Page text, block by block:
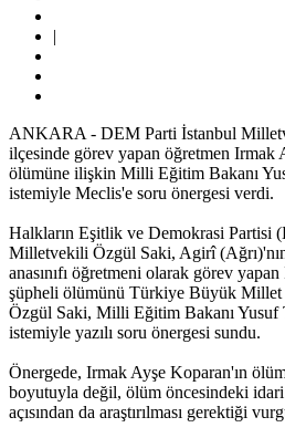
|
ANKARA - DEM Parti İstanbul
ilçesinde görev yapan öğretmen Irmak
ölümüne ilişkin Milli Eğitim Bakanı
istemiyle Meclis'e soru önergesi verdi.
Halkların Eşitlik ve Demokrasi Partisi
Milletvekili Özgül Saki, Agirî
anasınıfı öğretmeni olarak görev
şüpheli ölümünü Türkiye Büyük Millet
Özgül Saki, Milli Eğitim Bakanı Yusuf
istemiyle yazılı soru önergesi sundu.
Önergede, Irmak Ayşe Koparan'ın
boyutuyla değil, ölüm öncesindeki idari
açısından da araştırılması gerektiği